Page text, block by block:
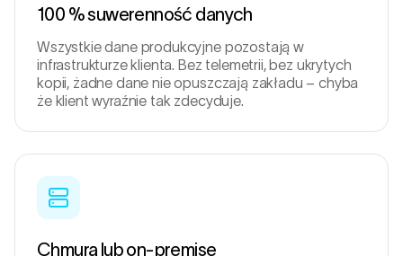
100 % suwerenność danych
Wszystkie dane produkcyjne pozostają w
infrastrukturze klienta. Bez telemetrii, bez ukrytych
kopii, żadne dane nie opuszczają zakładu – chyba
że klient wyraźnie tak zdecyduje.
Chmura lub on-premise